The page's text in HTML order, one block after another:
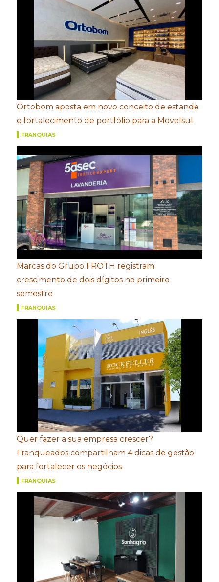
Ortobom aposta em novo conceito de estande
e fortalecimento de portfólio para a Movelsul
FRANQUIAS
Marcas do Grupo FROTH registram
crescimento de dois dígitos no primeiro
semestre
FRANQUIAS
Quer fazer a sua empresa crescer?
Franqueados compartilham 4 dicas de gestão
para fortalecer os negócios
FRANQUIAS